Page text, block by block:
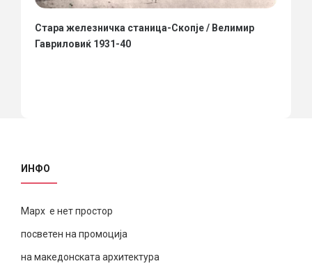
Стара железничка станица-Скопје / Велимир
Гавриловиќ 1931-40
ИНФО
Марх е нет простор
посветен на промоција
на македонската архитектура